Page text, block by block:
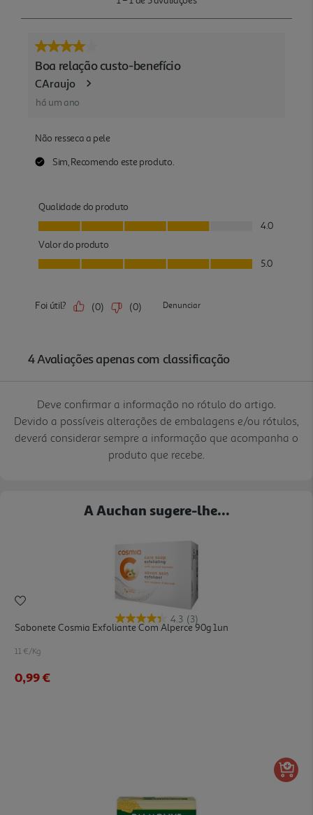
Deve confirmar a informação no rótulo do artigo.
Devido a possíveis alterações de embalagens e/ou rótulos,
deverá considerar sempre a informação que acompanha o
produto que recebe.
A Auchan sugere-lhe...
4.3 (3)
Sabonete Cosmia Exfoliante Com Alperce 90g 1un
11 €/Kg
0,99 €